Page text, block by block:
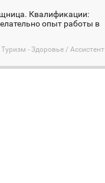
Квалификации:
опыт работы в
Туризм - Здоровье / Ассистент